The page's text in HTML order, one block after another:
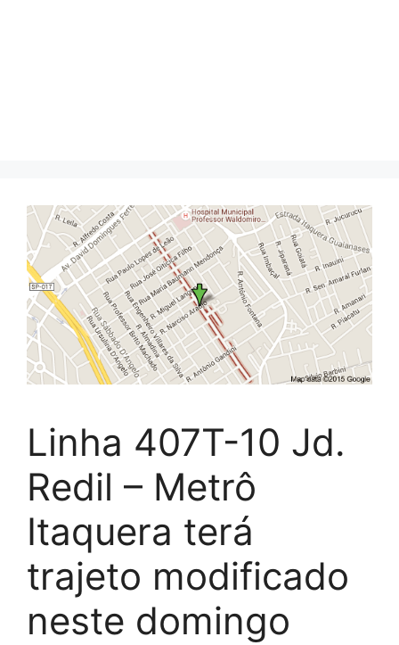
Linha 407T-10 Jd.
Redil – Metrô
Itaquera terá
trajeto modificado
neste domingo